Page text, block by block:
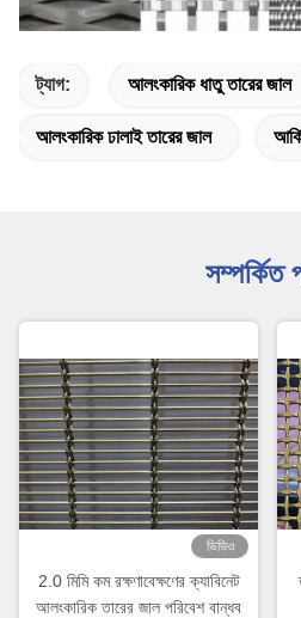
ট্যাগ: আলংকারিক ধাতু তারের জাল
আলংকারিক ঢালাই তারের জাল
সম্পর্কিত
ভিডিও
2.0 মিমি কম রক্ষণাবেক্ষণের ক্যাবিনেট
আলংকারিক তারের জাল পরিবেশ বান্ধব